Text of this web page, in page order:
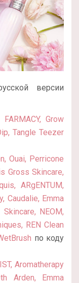
версии
Grow
Tangle Teezer
Ouai, Perricone
Gross Skincare,
ARgENTUM,
Caudalie, Emma
NEOM,
REN Clean
по коду
Aromatherapy
Arden, Emma